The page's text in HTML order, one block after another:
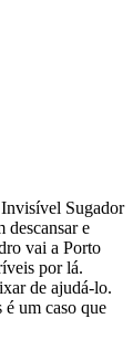
Sugador
descansar e
vai a Porto
por lá.
de ajudá-lo.
um caso que